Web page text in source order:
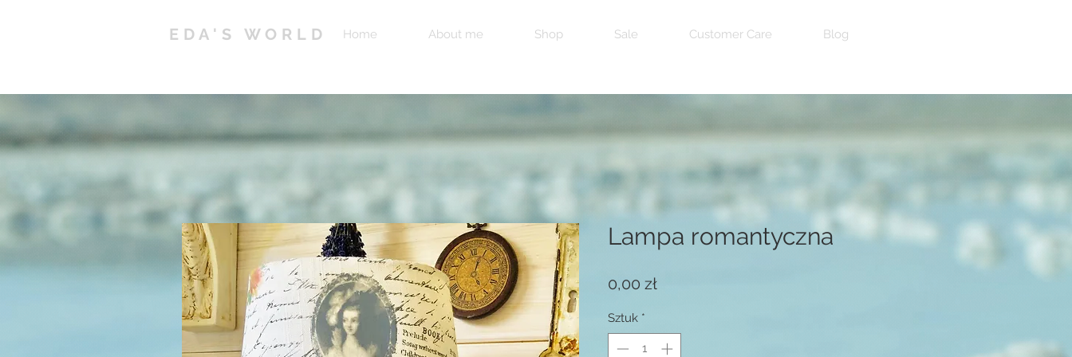
Home About me Shop Sale Customer Care Blog
EDA'S WORLD
Lampa romantyczna
0,00 złCena
Sztuk *